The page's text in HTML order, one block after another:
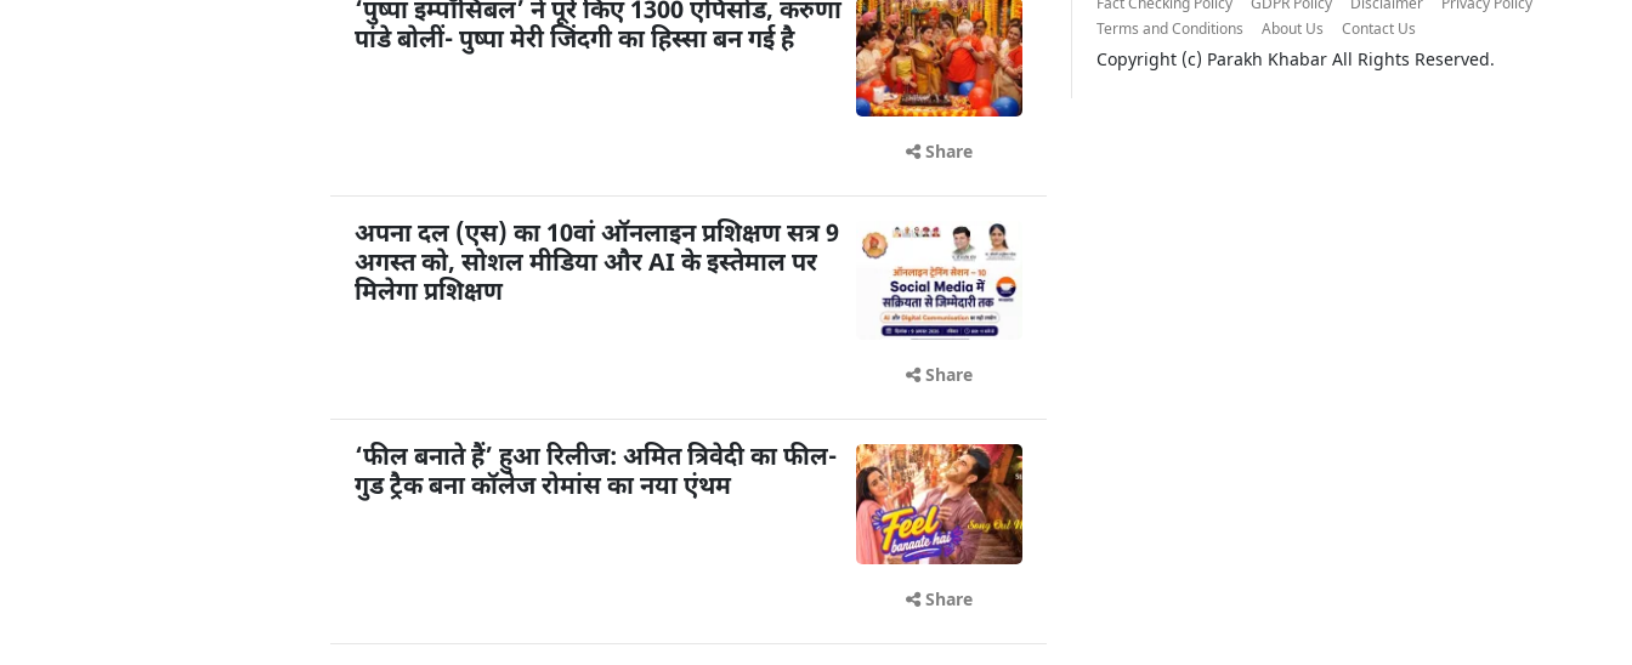
‘पुष्पा इम्पॉसिबल’ ने पूरे किए 1300 एपिसोड, करुणा
पांडे बोलीं- पुष्पा मेरी जिंदगी का हिस्सा बन गई है
Share
अपना दल (एस) का 10वां ऑनलाइन प्रशिक्षण सत्र 9
अगस्त को, सोशल मीडिया और AI के इस्तेमाल पर
मिलेगा प्रशिक्षण
Share
‘फील बनाते हैं’ हुआ रिलीज: अमित त्रिवेदी का फील-
गुड ट्रैक बना कॉलेज रोमांस का नया एंथम
Share
Fact Checking Policy
GDPR Policy Disclaimer
Privacy Policy
Terms and Conditions
About Us Contact Us
Copyright (c) Parakh Khabar All Rights Reserved.